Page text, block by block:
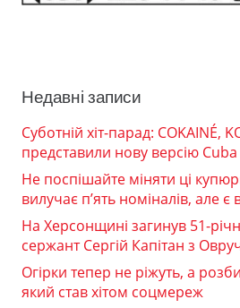
Недавні записи
Суботній хіт-парад: COKAINÉ,
представили нову версію
Не поспішайте міняти ці
вилучає п’ять номіналів, але
На Херсонщині загинув 51-
сержант Сергій Капітан з
Огірки тепер не ріжуть, а
який став хітом соцмереж